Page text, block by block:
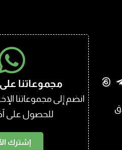
مجموعاتنا
انضم إلى مجموعاتنا
للحصول على
إشترك